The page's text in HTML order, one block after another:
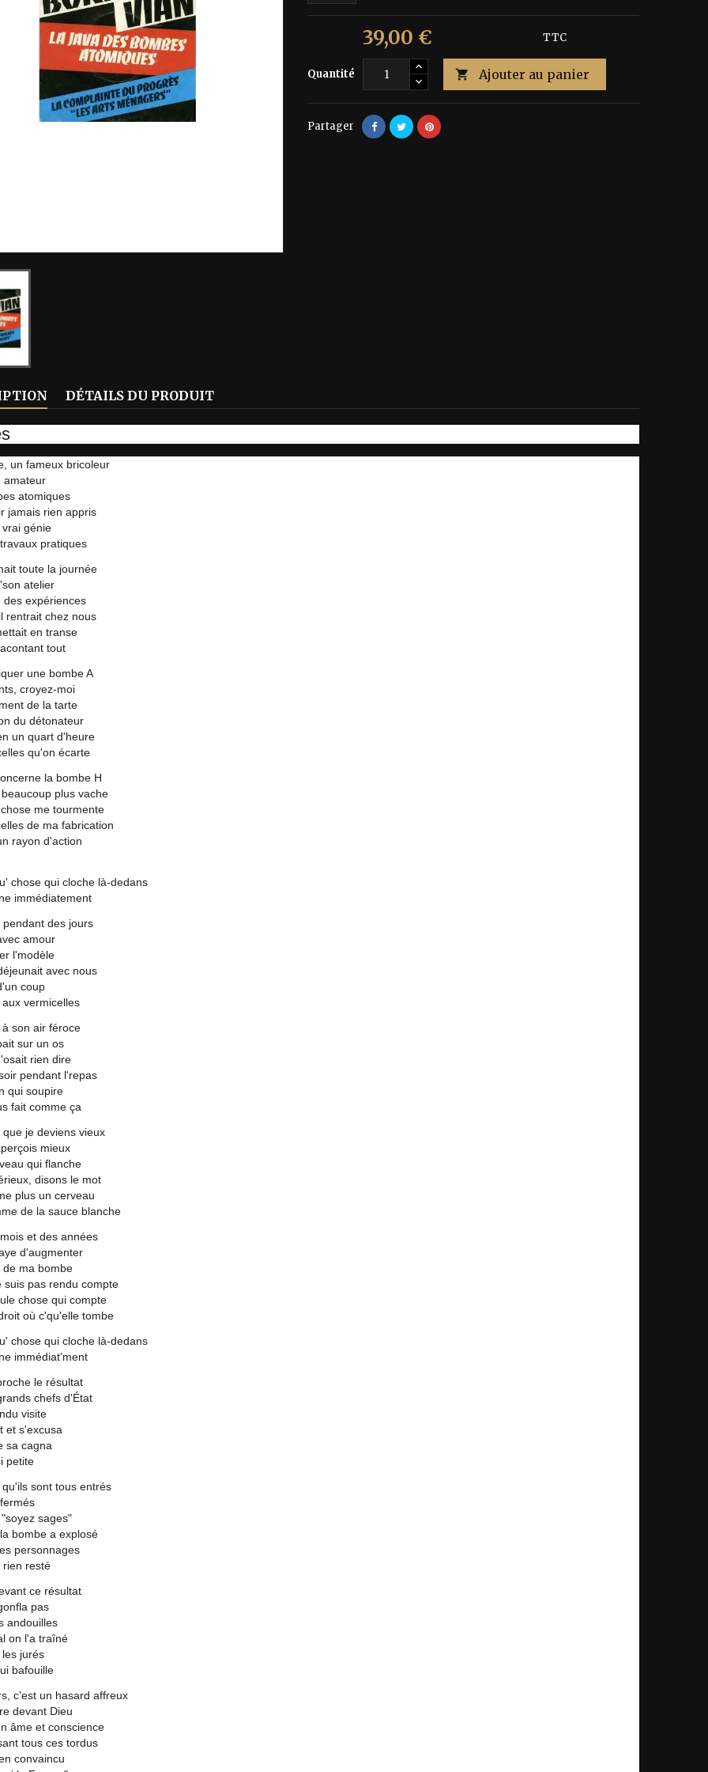
39,00 € TTC
Quantité  Ajouter au panier
Partager
DÉTAILS DU PRODUIT
un fameux bricoleur
amateur
atomiques
jamais rien appris
génie
pratiques
toute la journée
atelier
des expériences
rentrait chez nous
en transe
tout
une bombe A
croyez-moi
de la tarte
du détonateur
un quart d'heure
qu'on écarte
la bombe H
plus vache
me tourmente
de ma fabrication
rayon d'action
chose qui cloche là-dedans
immédiatement
pendant des jours
amour
l'modèle
avec nous
coup
vermicelles
son air féroce
sur un os
rien dire
pendant l'repas
qui soupire
fait comme ça
que je deviens vieux
mieux
qui flanche
disons le mot
plus un cerveau
de la sauce blanche
et des années
d'augmenter
de ma bombe
suis pas rendu compte
chose qui compte
où c'qu'elle tombe
chose qui cloche là-dedans
immédiat'ment
le résultat
chefs d'État
visite
et s'excusa
sa cagna
petite
qu'ils sont tous entrés
sages"
bombe a explosé
personnages
rien resté
ce résultat
pas
andouilles
on l'a traîné
jurés
bafouille
c'est un hasard affreux
devant Dieu
âme et conscience
tous ces tordus
convaincu